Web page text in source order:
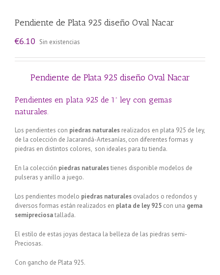
Pendiente de Plata 925 diseño Oval Nacar
€6.10 Sin existencias
Pendiente de Plata 925 diseño Oval Nacar
Pendientes en plata 925 de 1ª ley con gemas
naturales.
Los pendientes con piedras naturales realizados en plata 925 de ley,
de la colección de Jacarandá-Artesanías, con diferentes formas y
piedras en distintos colores, son ideales para tu tienda.
En la colección piedras naturalestienes disponible modelos de
pulseras y anillo a juego.
Los pendientes modelo piedras naturales ovalados o redondos y
diversos formas están realizados en plata de ley 925 con una gema
semipreciosatallada.
El estilo de estas joyas destaca la belleza de las piedras semi-
Preciosas.
Con gancho de Plata 925.